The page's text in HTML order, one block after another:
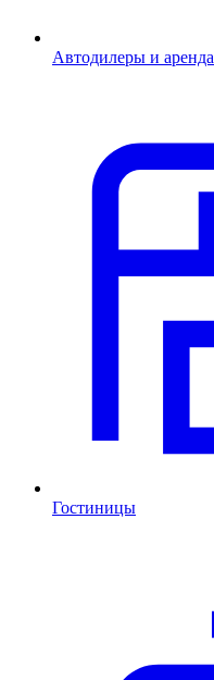
Автодилеры и аренда
Гостиницы